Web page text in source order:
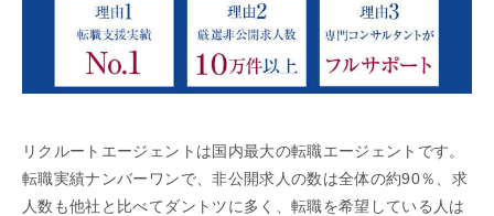
リクルートエージェントは国内最大の転職エージェントです。
転職実績ナンバーワンで、非公開求人の数は全体の約90％、求
人数も他社と比べてダントツに多く、転職を希望している人は